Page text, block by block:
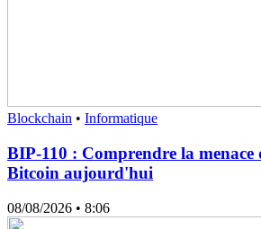
Blockchain • Informatique
BIP-110 : Comprendre la menace
Bitcoin aujourd'hui
08/08/2026 • 8:06